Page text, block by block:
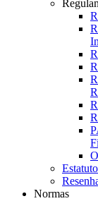
Normas